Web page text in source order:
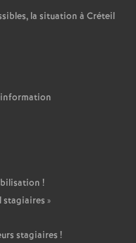
la situation à Créteil
!
stagiaires »
stagiaires !